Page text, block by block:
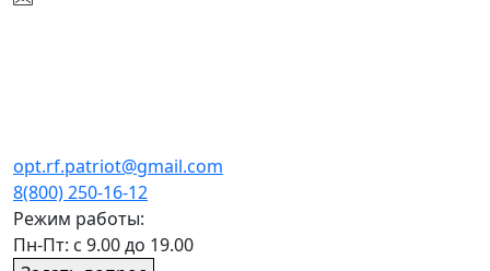
opt.rf.patriot@gmail.com
8(800) 250-16-12
Режим работы:
Пн-Пт: с 9.00 до 19.00